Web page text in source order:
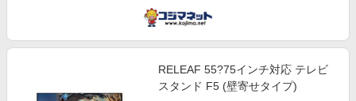
RELEAF 55?75インチ対応 テレビ
スタンド F5 (壁寄せタイプ)